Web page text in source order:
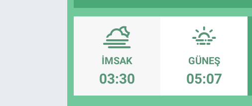
İMSAK
03:30
GÜNEŞ
05:07